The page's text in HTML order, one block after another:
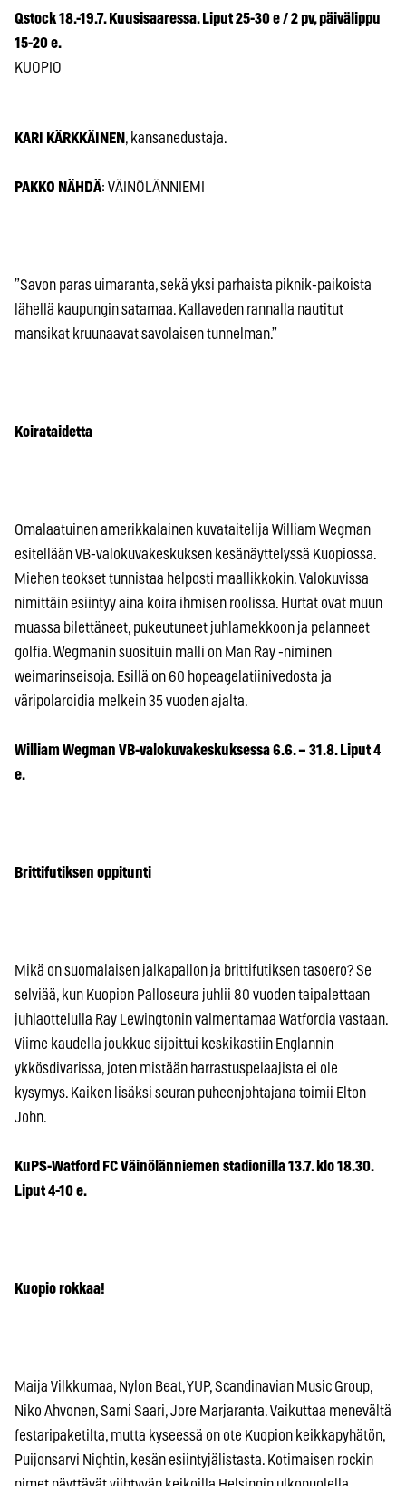
Qstock 18.-19.7. Kuusisaaressa. Liput 25-30 e / 2 pv, päivälippu
15-20 e.
KUOPIO
KARI KÄRKKÄINEN , kansanedustaja.
PAKKO NÄHDÄ: VÄINÖLÄNNIEMI
”Savon paras uimaranta, sekä yksi parhaista piknik-paikoista
lähellä kaupungin satamaa. Kallaveden rannalla nautitut
mansikat kruunaavat savolaisen tunnelman.”
Koirataidetta
Omalaatuinen amerikkalainen kuvataitelija William Wegman
esitellään VB-valokuvakeskuksen kesänäyttelyssä Kuopiossa.
Miehen teokset tunnistaa helposti maallikkokin. Valokuvissa
nimittäin esiintyy aina koira ihmisen roolissa. Hurtat ovat muun
muassa bilettäneet, pukeutuneet juhlamekkoon ja pelanneet
golfia. Wegmanin suosituin malli on Man Ray -niminen
weimarinseisoja. Esillä on 60 hopeagelatiinivedosta ja
väripolaroidia melkein 35 vuoden ajalta.
William Wegman VB-valokuvakeskuksessa 6.6. – 31.8. Liput 4
e.
Brittifutiksen oppitunti
Mikä on suomalaisen jalkapallon ja brittifutiksen tasoero? Se
selviää, kun Kuopion Palloseura juhlii 80 vuoden taipalettaan
juhlaottelulla Ray Lewingtonin valmentamaa Watfordia vastaan.
Viime kaudella joukkue sijoittui keskikastiin Englannin
ykkösdivarissa, joten mistään harrastuspelaajista ei ole
kysymys. Kaiken lisäksi seuran puheenjohtajana toimii Elton
John.
KuPS-Watford FC Väinölänniemen stadionilla 13.7. klo 18.30.
Liput 4-10 e.
Kuopio rokkaa!
Maija Vilkkumaa, Nylon Beat, YUP, Scandinavian Music Group,
Niko Ahvonen, Sami Saari, Jore Marjaranta. Vaikuttaa menevältä
festaripaketilta, mutta kyseessä on ote Kuopion keikkapyhätön,
Puijonsarvi Nightin, kesän esiintyjälistasta. Kotimaisen rockin